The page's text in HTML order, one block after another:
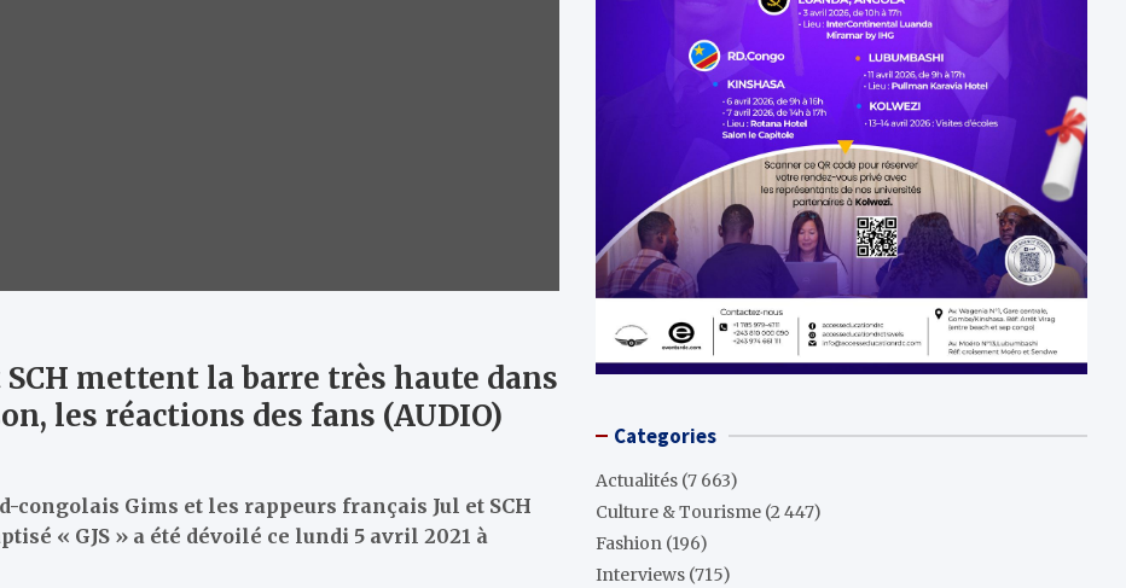
mettent la barre très haute dans
les réactions des fans (AUDIO)
congolais Gims et les rappeurs français Jul et SCH
« GJS » a été dévoilé ce lundi 5 avril 2021 à
Categories
Actualités (7 663)
Culture & Tourisme (2 447)
Fashion (196)
Interviews (715)